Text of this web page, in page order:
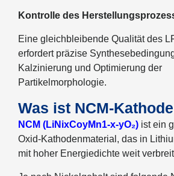
Kontrolle des
Eine gleichbleibende Qualität des
erfordert präzise
Kalzinierung und Optimierung der
Partikelmorphologie.
Was ist NCM-
NCM (LiNixCoyMn1-x-yO₂) ist ein
Oxid-Kathodenmaterial, das in
mit hoher Energiedichte weit